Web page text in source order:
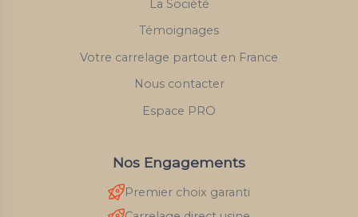
La Société
Témoignages
Votre carrelage partout en France
Nous contacter
Espace PRO
Nos Engagements
Premier choix garanti